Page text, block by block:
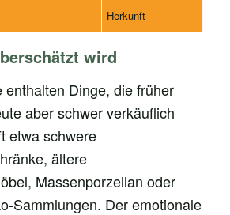
Herkunft
wird
enthalten Dinge, die früher
aber schwer verkäuflich
etwa schwere
ältere
Massenporzellan oder
Sammlungen. Der emotionale